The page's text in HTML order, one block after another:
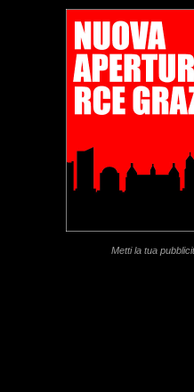
Metti la tua